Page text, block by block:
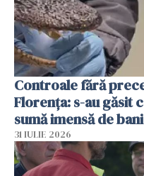
Controale fără
Florența: s-au găsit
sumă imensă de bani
31 IULIE 2026